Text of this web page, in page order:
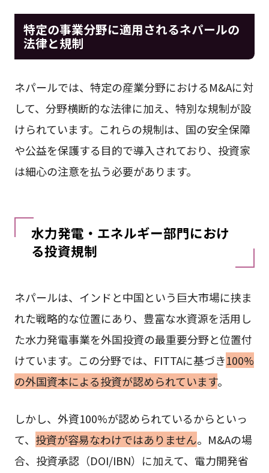
特定の事業分野に適用されるネパールの
法律と規制
ネパールでは、特定の産業分野におけるM&Aに対
して、分野横断的な法律に加え、特別な規制が設
けられています。これらの規制は、国の安全保障
や公益を保護する目的で導入されており、投資家
は細心の注意を払う必要があります。
水力発電・エネルギー部門におけ
る投資規制
ネパールは、インドと中国という巨大市場に挟ま
れた戦略的な位置にあり、豊富な水資源を活用し
た水力発電事業を外国投資の最重要分野と位置付
けています。この分野では、FITTAに基づき100%
の外国資本による投資が認められています。
しかし、外資100%が認められているからといっ
て、 投資が容易なわけではありません。M&Aの場
合、投資承認（DOI/IBN）に加えて、電力開発省